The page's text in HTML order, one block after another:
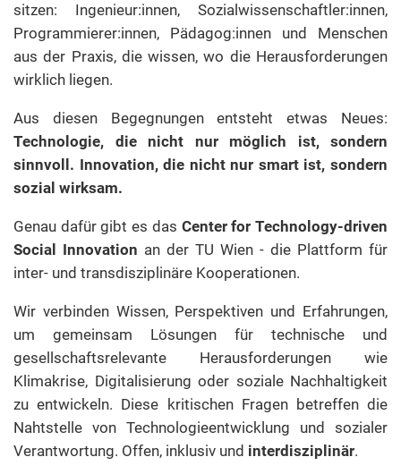
sitzen: Ingenieur:innen, Sozialwissenschaftler:innen,
Programmierer:innen, Pädagog:innen und Menschen
aus der Praxis, die wissen, wo die Herausforderungen
wirklich liegen.
Aus diesen Begegnungen entsteht etwas Neues:
Technologie, die nicht nur möglich ist, sondern
sinnvoll. Innovation, die nicht nur smart ist, sondern
sozial wirksam.
Genau dafür gibt es das Center for Technology-driven
Social Innovation an der TU Wien - die Plattform für
inter- und transdisziplinäre Kooperationen.
Wir verbinden Wissen, Perspektiven und Erfahrungen,
um gemeinsam Lösungen für technische und
gesellschaftsrelevante Herausforderungen wie
Klimakrise, Digitalisierung oder soziale Nachhaltigkeit
zu entwickeln. Diese kritischen Fragen betreffen die
Nahtstelle von Technologieentwicklung und sozialer
Verantwortung. Offen, inklusiv und interdisziplinär.